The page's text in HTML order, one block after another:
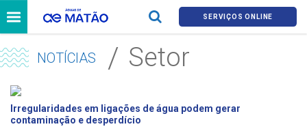
SERVIÇOS ONLINE
NOTÍCIAS Setor
Irregularidades em ligações de água podem gerar
contaminação e desperdício